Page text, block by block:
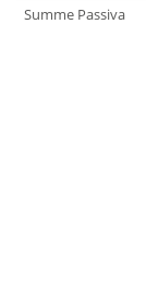
Summe Passiva